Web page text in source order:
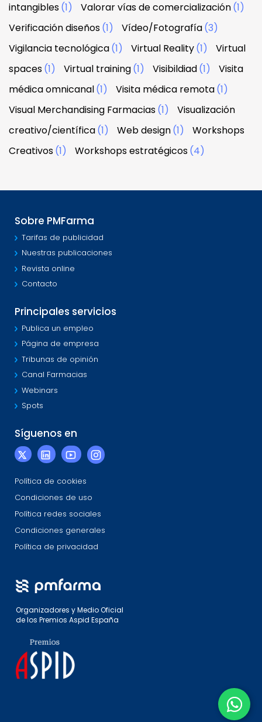
intangibles(1) Valorar vías de comercialización(1)
Verificación diseños(1) Vídeo/Fotografía(3)
Vigilancia tecnológica(1) Virtual Reality(1)
Virtual
spaces(1) Virtual training(1) Visibildiad(1)
Visita
médica omnicanal(1) Visita médica remota(1)
Visual Merchandising Farmacias(1)
Visualización
creativo/científica(1) Web design(1)
Workshops
Creativos(1) Workshops estratégicos(4)
Sobre PMFarma
Tarifas de publicidad
Nuestras publicaciones
Revista online
Contacto
Principales servicios
Publica un empleo
Página de empresa
Tribunas de opinión
Canal Farmacias
Webinars
Spots
Síguenos en
Política de cookies
Condiciones de uso
Política redes sociales
Condiciones generales
Política de privacidad
Organizadores y Medio Oficial
de los Premios Aspid España